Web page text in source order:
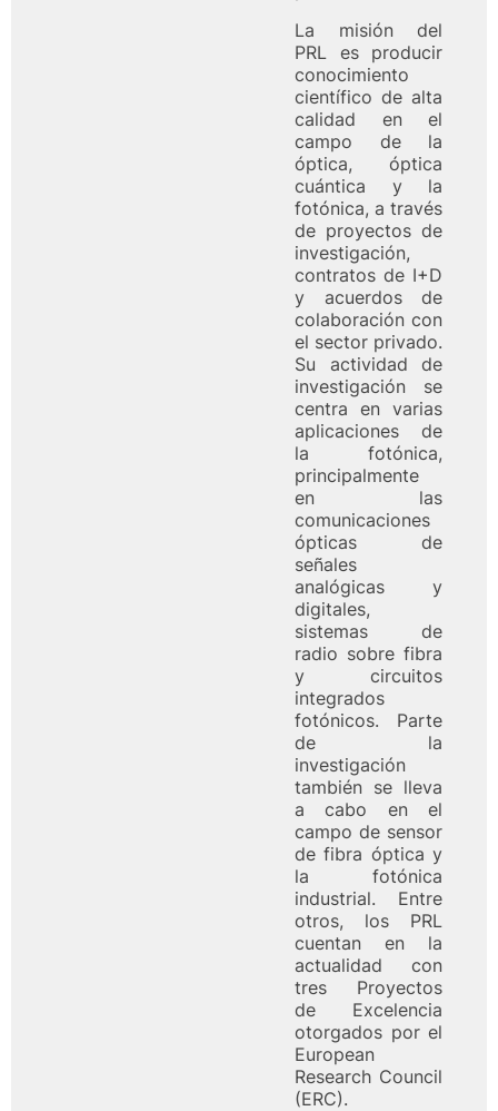
La misión del
PRL es producir
conocimiento
científico de alta
calidad en el
campo de la
óptica, óptica
cuántica y la
fotónica, a través
de proyectos de
investigación,
contratos de I+D
y acuerdos de
colaboración con
el sector privado.
Su actividad de
investigación se
centra en varias
aplicaciones de
la fotónica,
principalmente
en las
comunicaciones
ópticas de
señales
analógicas y
digitales,
sistemas de
radio sobre fibra
y circuitos
integrados
fotónicos. Parte
de la
investigación
también se lleva
a cabo en el
campo de sensor
de fibra óptica y
la fotónica
industrial. Entre
otros, los PRL
cuentan en la
actualidad con
tres Proyectos
de Excelencia
otorgados por el
European
Research Council
(ERC).